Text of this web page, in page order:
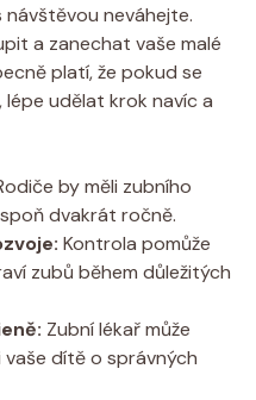
neváhejte.
a zanechat vaše malé
platí, že pokud se
lépe udělat krok navíc a
by měli zubního
dvakrát ročně.
Kontrola pomůže
zubů během důležitých
Zubní lékař může
dítě o správných